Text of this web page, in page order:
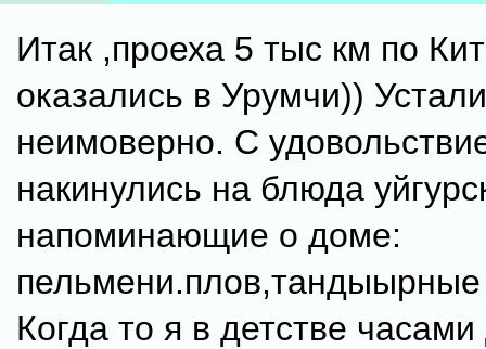
Итак ,проеха 5 тыс км по
оказались в Урумчи))
неимоверно. С
накинулись на блюда
напоминающие о доме:
Когда то я в детстве часами